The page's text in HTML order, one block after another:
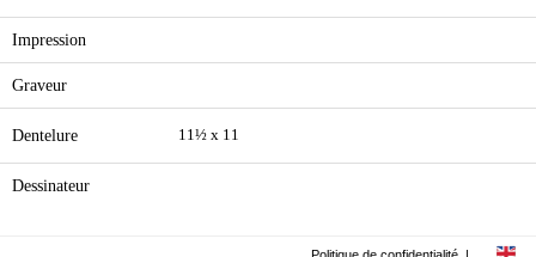
Impression
Graveur
Dentelure 11½ x 11
Dessinateur